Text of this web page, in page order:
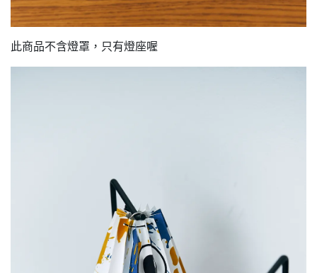
此商品不含燈罩，只有燈座喔